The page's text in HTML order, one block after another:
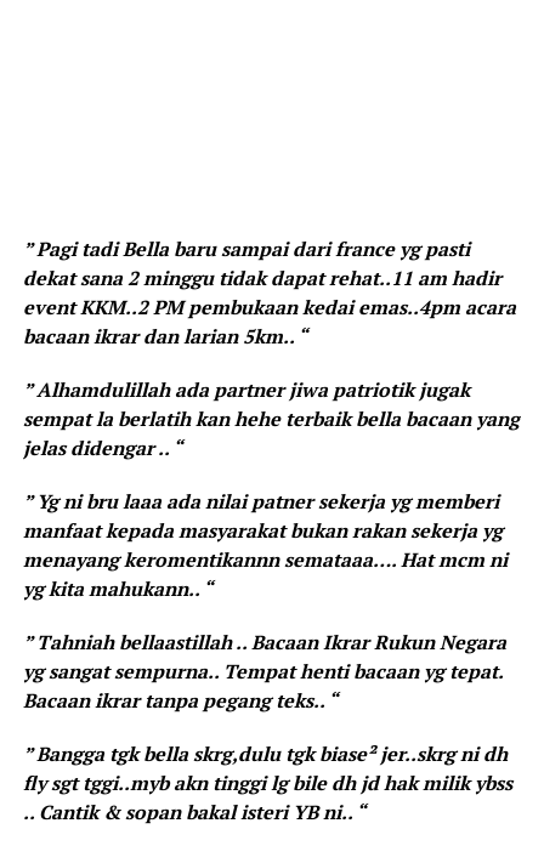
” Pagi tadi Bella baru sampai dari france yg pasti
dekat sana 2 minggu tidak dapat rehat..11 am hadir
event KKM..2 PM pembukaan kedai emas..4pm acara
bacaan ikrar dan larian 5km.. “
” Alhamdulillah ada partner jiwa patriotik jugak
sempat la berlatih kan hehe terbaik bella bacaan yang
jelas didengar .. “
” Yg ni bru laaa ada nilai patner sekerja yg memberi
manfaat kepada masyarakat bukan rakan sekerja yg
menayang keromentikannn semataaa…. Hat mcm ni
yg kita mahukann.. “
” Tahniah bellaastillah .. Bacaan Ikrar Rukun Negara
yg sangat sempurna.. Tempat henti bacaan yg tepat.
Bacaan ikrar tanpa pegang teks.. “
” Bangga tgk bella skrg,dulu tgk biase² jer..skrg ni dh
fly sgt tggi..myb akn tinggi lg bile dh jd hak milik ybss
.. Cantik & sopan bakal isteri YB ni.. “